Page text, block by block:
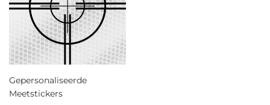
Gepersonaliseerde
Meetstickers